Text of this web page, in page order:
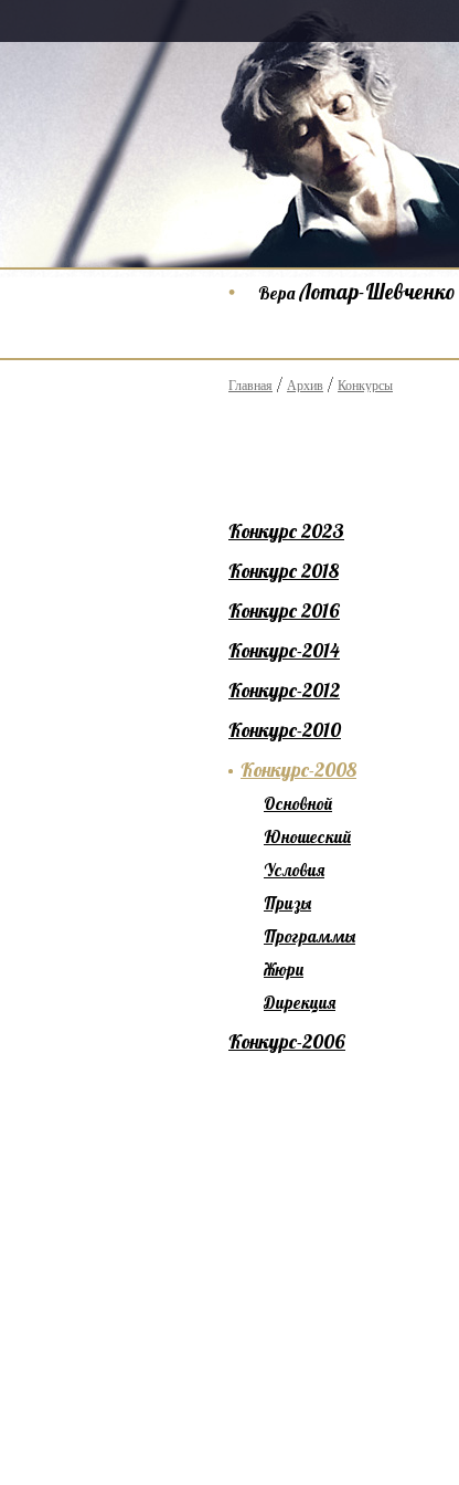
ВераЛотар-Шевченко
Главная Архив Конкурсы
Конкурс 2023
Конкурс 2018
Конкурс 2016
Конкурс-2014
Конкурс-2012
Конкурс-2010
Конкурс-2008
Основной
Юношеский
Условия
Призы
Программы
Жюри
Дирекция
Конкурс-2006